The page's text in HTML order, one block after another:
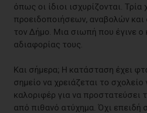
όπως οι ίδιοι ισχυρίζονται. Τρία
προειδοποιήσεων, αναβολών
τον Δήμο. Μια σιωπή που έγινε ο
αδιαφορίας τους.
Και σήμερα; Η κατάσταση έχει
σημείο να χρειάζεται το σχολείο
καλοριφέρ για να προστατεύσει
από πιθανό ατύχημα. Όχι επειδή